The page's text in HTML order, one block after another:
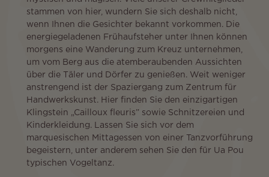
stammen von hier, wundern Sie sich deshalb nicht,
wenn Ihnen die Gesichter bekannt vorkommen. Die
energiegeladenen Frühaufsteher unter Ihnen können
morgens eine Wanderung zum Kreuz unternehmen,
um vom Berg aus die atemberaubenden Aussichten
über die Täler und Dörfer zu genießen. Weit weniger
anstrengend ist der Spaziergang zum Zentrum für
Handwerkskunst. Hier finden Sie den einzigartigen
Klingstein „Cailloux fleuris” sowie Schnitzereien und
Kinderkleidung. Lassen Sie sich vor dem
marquesischen Mittagessen von einer Tanzvorführung
begeistern, unter anderem sehen Sie den für Ua Pou
typischen Vogeltanz.